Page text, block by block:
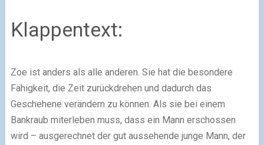
Klappentext:
Zoe ist anders als alle anderen. Sie hat die besondere
Fähigkeit, die Zeit zurückdrehen und dadurch das
Geschehene verändern zu können. Als sie bei einem
Bankraub miterleben muss, dass ein Mann erschossen
wird – ausgerechnet der gut aussehende junge Mann, der